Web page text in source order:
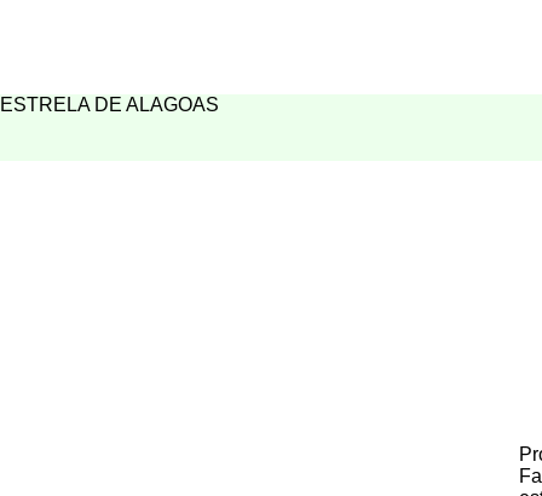
ESTRELA DE ALAGOAS